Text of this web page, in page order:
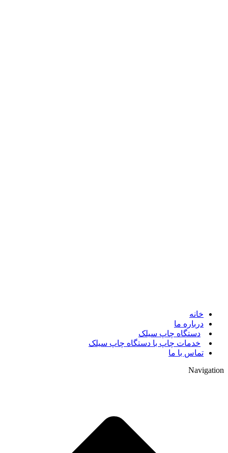
خانه
درباره ما
دستگاه چاپ سیلک
خدمات چاپ با دستگاه چاپ سیلک
تماس با ما
Navigation